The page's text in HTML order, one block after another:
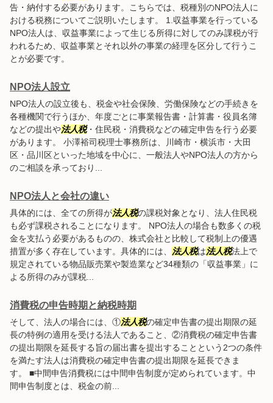
告・納付する必要があります。こちらでは、税種別のNPO法人に
おける税務についてご説明いたします。 1.収益事業を行っている
NPO法人は、収益事業によって生じる所得に対してのみ課税が行
われるため、収益事業とそれ以外の事業の経理を区分して行うこ
とが必要です。
NPO法人設立
NPO法人の設立後も、税金や社会保険、労働保険などの手続きを
各種機関で行うほか、年度ごとに事業報告書・計算書・役員名簿
などの提出や法人税・住民税・消費税などの確定申告を行う必要
があります。 小澤裕司税理士事務所は、川崎市・横浜市・大田
区・品川区といった地域を中心に、一般法人やNPO法人の方から
のご相談を承っており...
NPO法人と会社の違い
具体的には、全ての所得が法人税の課税対象となり、法人住民税
も必ず課税されることになります。 NPO法人の場合も数多くの税
金を支払う必要があるものの、株式会社と比較して税制上の優遇
措置が多く存在しています。具体的には、
法人税は法人税法上で
規定されている物品販売業や製造業など34種類の「収益事業」に
よる所得のみが課税...
消費税の申告時期と納税時期
そして、法人の場合には、①法人税の確定申告書の提出期限の延
長の特例の適用を受ける法人であること、②消費税の確定申告書
の提出期限を延長する旨の届出書を提出することという2つの条件
を満たす法人は消費税の確定申告書の提出期限を延長できま
す。 ■中間申告消費税には中間申告制度が定められています。中
間申告制度とは、税金の前...